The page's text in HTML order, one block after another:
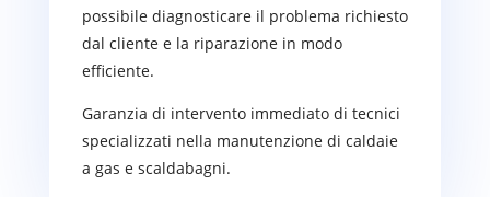
possibile diagnosticare il problema richiesto
dal cliente e la riparazione in modo
efficiente.
Garanzia di intervento immediato di tecnici
specializzati nella manutenzione di caldaie
a gas e scaldabagni.